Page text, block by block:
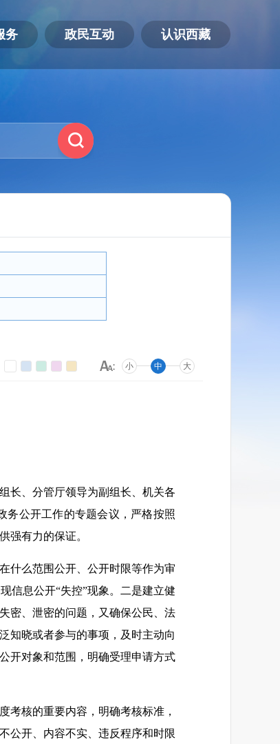
务 政民互动 认识西藏
小 中 大
长、分管厅领导为副组长、机关各
务公开工作的专题会议，严格按照
强有力的保证。
什么范围公开、公开时限等作为审
信息公开“失控”现象。二是建立健
密、泄密的问题，又确保公民、法
知晓或者参与的事项，及时主动向
开对象和范围，明确受理申请方式
考核的重要内容，明确考核标准，
公开、内容不实、违反程序和时限